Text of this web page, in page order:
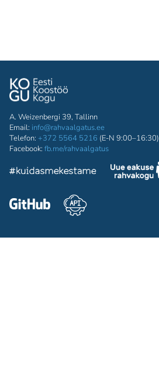
A. Weizenbergi 39, Tallinn
Email: info@rahvaalgatus.ee
Telefon: +372 5564 5216 (E-N 9:00–16:30)
Facebook: fb.me/rahvaalgatus